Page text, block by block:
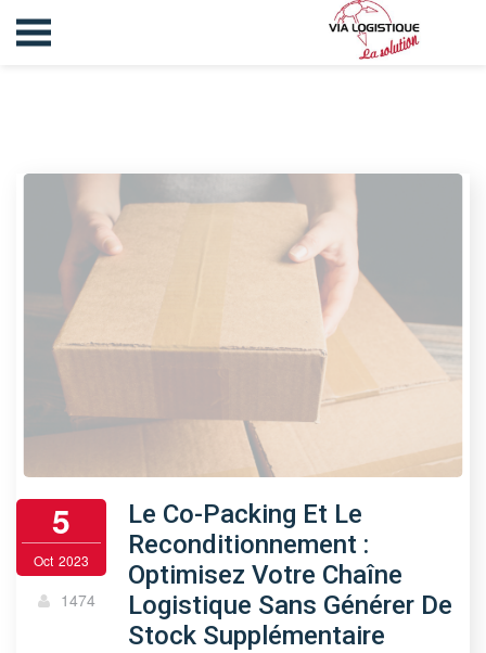
5
Oct 2023
1474
Le Co-Packing Et Le
Reconditionnement :
Optimisez Votre Chaîne
Logistique Sans Générer De
Stock Supplémentaire